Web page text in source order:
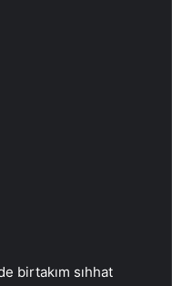
birtakım sıhhat